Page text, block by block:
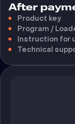
After
Product key
Program /
Instruction for
Technical